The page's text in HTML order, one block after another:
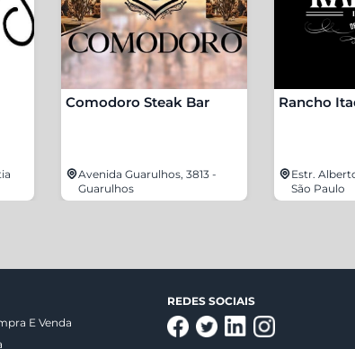
Comodoro Steak Bar
Avenida Guarulhos, 3813 -
Guarulhos
Rancho
Estr.
São Paulo
E Venda
REDES SOCIAIS